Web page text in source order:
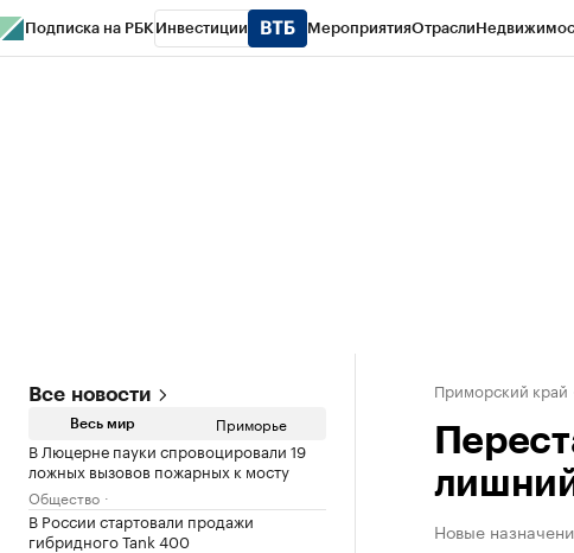
Подписка на РБК Инвестиции МероприятияОтрасли
Все новости
Весь мир Приморье
В Люцерне пауки спровоцировали 19
ложных вызовов пожарных к мосту
Общество
В России стартовали продажи
гибридного Tank 400
Приморский край
Новые